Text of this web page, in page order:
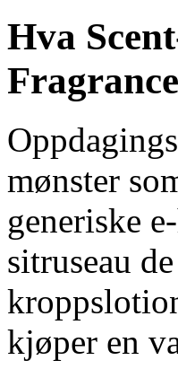
Hva
mønster
generiske
sitruseau
kjøper en